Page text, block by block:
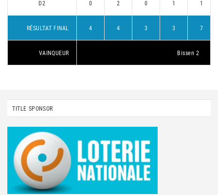
D2 0 2 0 1 1
RÉSULTAT FINAL 4 4 3 3 7
VAINQUEUR Bissen 2
TITLE SPONSOR